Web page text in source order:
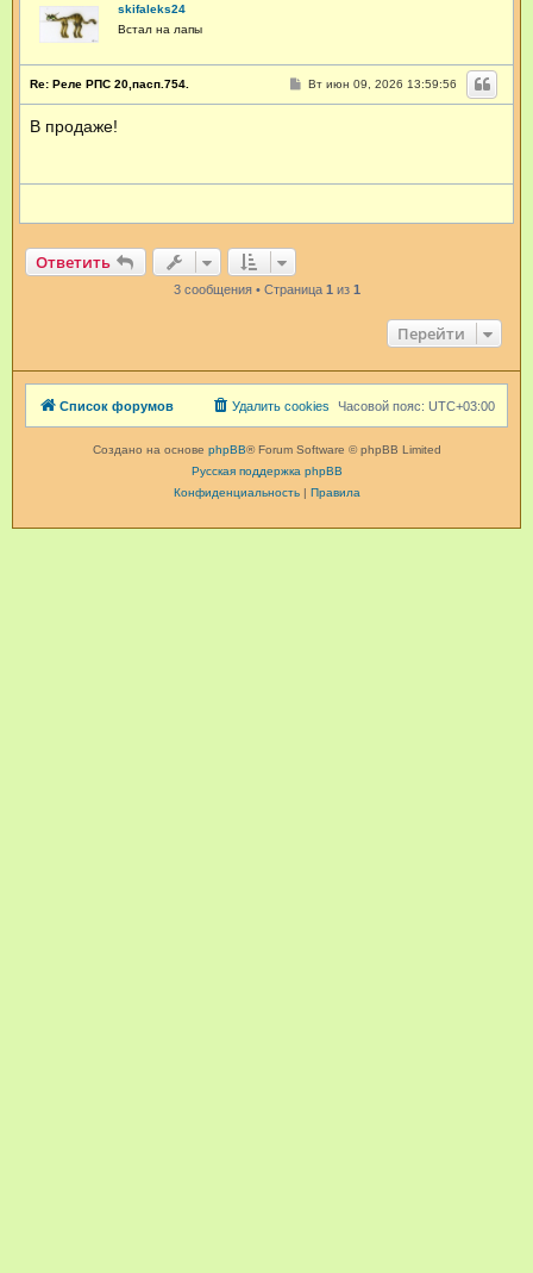
skifaleks24
Встал на лапы
Re: Реле РПС 20,пасп.754.
С
и
Вт июн 09, 2026 13:59:56
В продаже!
Ответить
3 сообщения • Страница 1 из 1
Перейти
Список форумов Часовой пояс: UTC+03:00
Удалить cookies
Создано на основе phpBB® Forum Software © phpBB Limited
Русская поддержка phpBB
Конфиденциальность| Правила